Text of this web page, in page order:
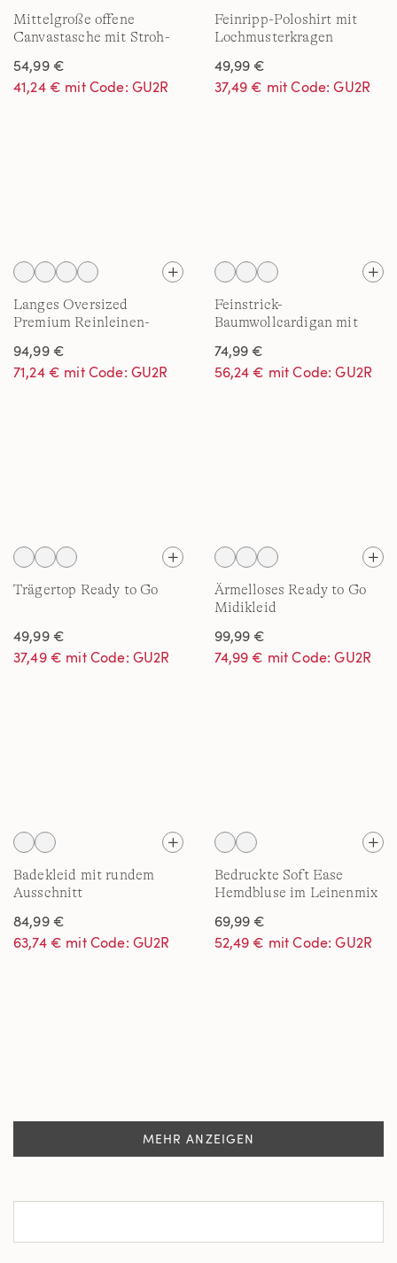
Mittelgroße offene
Canvastasche mit Stroh-
54,99 €
41,24 € mit Code: GU2R
Feinripp-Poloshirt mit
Lochmusterkragen
49,99 €
37,49 € mit Code: GU2R
Langes Oversized
Premium Reinleinen-
94,99 €
71,24 € mit Code: GU2R
Feinstrick-
Baumwollcardigan mit
74,99 €
56,24 € mit Code: GU2R
Trägertop Ready to Go
49,99 €
37,49 € mit Code: GU2R
Ärmelloses Ready to Go
Midikleid
99,99 €
74,99 € mit Code: GU2R
Badekleid mit rundem
Ausschnitt
84,99 €
63,74 € mit Code: GU2R
Bedruckte Soft Ease
Hemdbluse im Leinenmix
69,99 €
52,49 € mit Code: GU2R
MEHR ANZEIGEN